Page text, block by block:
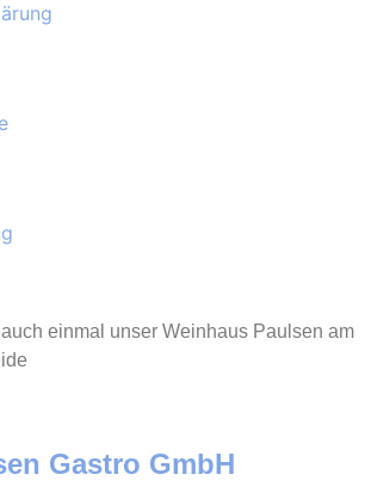
einmal unser Weinhaus Paulsen am
Gastro GmbH